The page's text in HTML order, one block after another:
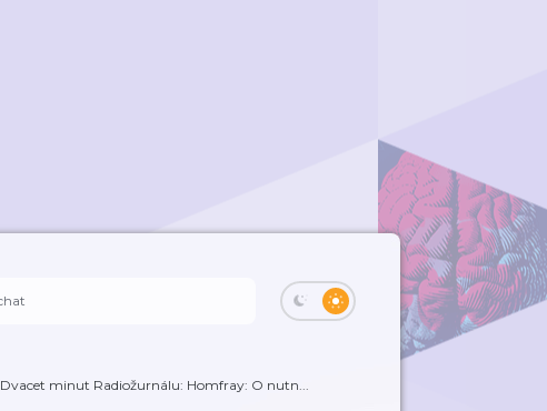
Dvacet minut Radiožurnálu: Homfray: O nutn...